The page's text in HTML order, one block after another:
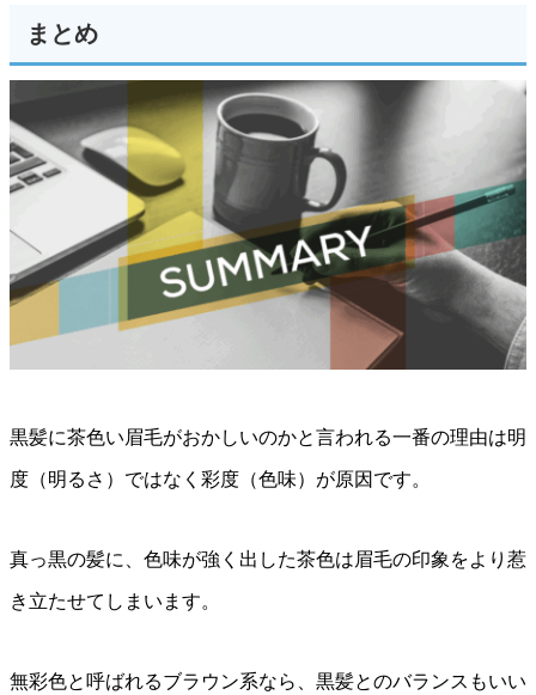
まとめ
黒髪に茶色い眉毛がおかしいのかと言われる一番の理由は明
度（明るさ）ではなく彩度（色味）が原因です。
真っ黒の髪に、色味が強く出した茶色は眉毛の印象をより惹
き立たせてしまいます。
無彩色と呼ばれるブラウン系なら、黒髪とのバランスもいい